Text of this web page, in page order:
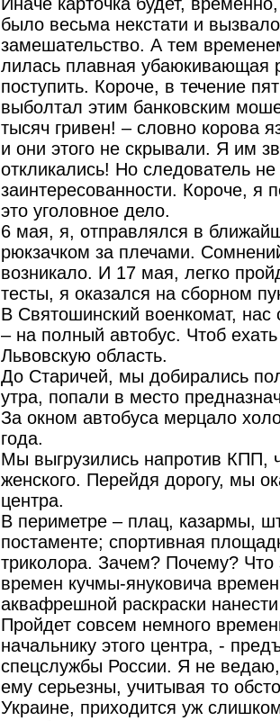
было весьма некстати и
замешательство. А тем
лилась плавная убаюкивающая
поступить. Короче, в течение
выболтал этим банковским
тысяч гривен! – словно корова
и они этого не скрывали. Я им
откликались! Но следователь
заинтересованности. Короче, я
это уголовное дело.
6 мая, я, отправлялся в
рюкзачком за плечами.
возникало. И 17 мая, легко
тесты, я оказался на сборном
В Святошинский военкомат, нас
– на полный автобус. Чтоб
Львовскую область.
До Старичей, мы добирались
утра, попали в место
За окном автобуса мерцало
года.
Мы выгрузились напротив КПП,
женского. Перейдя дорогу, мы
центра.
В периметре – плац, казармы,
постаменте; спортивная
триколора. Зачем? Почему?
времен кучмы-януковича
аквафрешной раскраски
Пройдет совсем немного
начальнику этого центра, -
спецслужбы России. Я не
ему серьезны, учитывая то
Украине, приходится уж